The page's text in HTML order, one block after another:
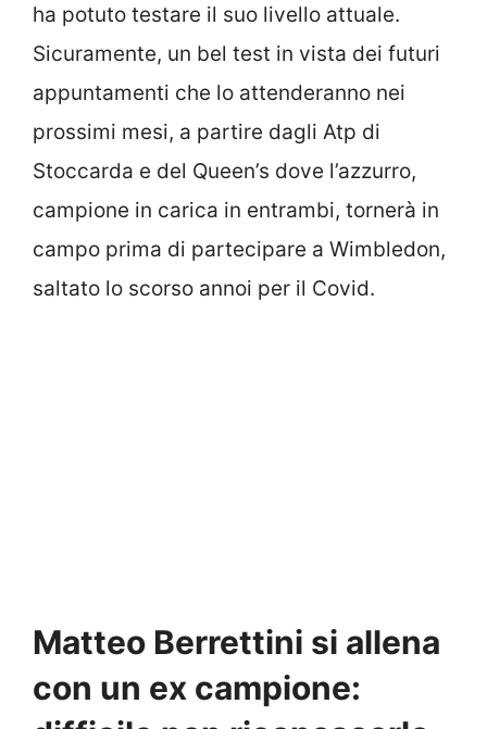
ha potuto testare il suo livello attuale.
Sicuramente, un bel test in vista dei futuri
appuntamenti che lo attenderanno nei
prossimi mesi, a partire dagli Atp di
Stoccarda e del Queen’s dove l’azzurro,
campione in carica in entrambi, tornerà in
campo prima di partecipare a Wimbledon,
saltato lo scorso annoi per il Covid.
Matteo Berrettini si allena
con un ex campione: